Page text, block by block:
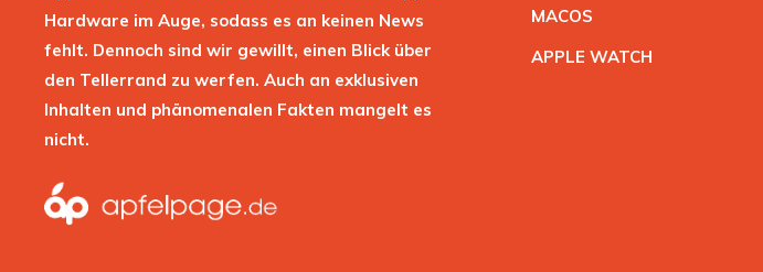
Hardware im Auge, sodass es an keinen News
fehlt. Dennoch sind wir gewillt, einen Blick über
den Tellerrand zu werfen. Auch an exklusiven
Inhalten und phänomenalen Fakten mangelt es
nicht.
MACOS
APPLE WATCH